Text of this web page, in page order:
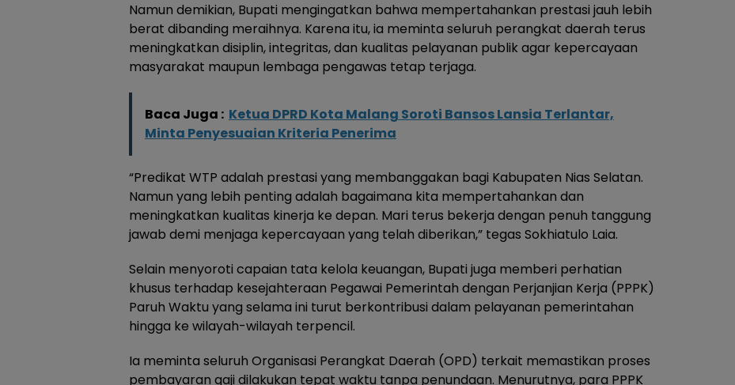
Namun demikian, Bupati mengingatkan bahwa mempertahankan prestasi jauh lebih
berat dibanding meraihnya. Karena itu, ia meminta seluruh perangkat daerah terus
meningkatkan disiplin, integritas, dan kualitas pelayanan publik agar kepercayaan
masyarakat maupun lembaga pengawas tetap terjaga.
Baca Juga : Ketua DPRD Kota Malang Soroti Bansos Lansia Terlantar,
Minta Penyesuaian Kriteria Penerima
“Predikat WTP adalah prestasi yang membanggakan bagi Kabupaten Nias Selatan.
Namun yang lebih penting adalah bagaimana kita mempertahankan dan
meningkatkan kualitas kinerja ke depan. Mari terus bekerja dengan penuh tanggung
jawab demi menjaga kepercayaan yang telah diberikan,” tegas Sokhiatulo Laia.
Selain menyoroti capaian tata kelola keuangan, Bupati juga memberi perhatian
khusus terhadap kesejahteraan Pegawai Pemerintah dengan Perjanjian Kerja (PPPK)
Paruh Waktu yang selama ini turut berkontribusi dalam pelayanan pemerintahan
hingga ke wilayah-wilayah terpencil.
Ia meminta seluruh Organisasi Perangkat Daerah (OPD) terkait memastikan proses
pembayaran gaji dilakukan tepat waktu tanpa penundaan. Menurutnya, para PPPK